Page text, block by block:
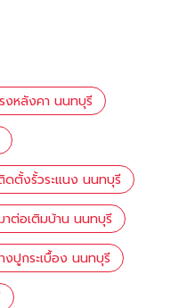
งหลังคา นนทบุรี
ดตั้งรั้วระแนง นนทบุรี
าต่อเติมบ้าน นนทบุรี
งปูกระเบื้อง นนทบุรี